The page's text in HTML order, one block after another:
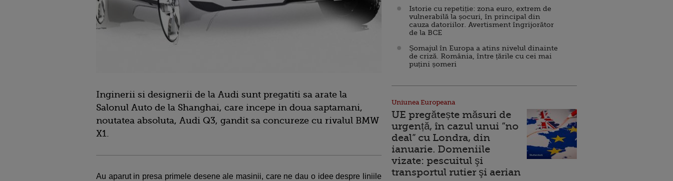
Inginerii si designerii de la Audi sunt pregatiti sa arate la
Salonul Auto de la Shanghai, care incepe in doua saptamani,
noutatea absoluta, Audi Q3, gandit sa concureze cu rivalul BMW
X1.
Au aparut in presa primele desene ale masinii, care ne dau o idee despre liniile
Istorie cu repetiție: zona euro, extrem de
vulnerabilă la șocuri, în principal din
cauza datoriilor. Avertisment îngrijorător
de la BCE
Șomajul în Europa a atins nivelul dinainte
de criză. România, între țările cu cei mai
puțini șomeri
Uniunea Europeana
UE pregătește măsuri de
urgență, în cazul unui ”no
deal” cu Londra, din
ianuarie. Domeniile
vizate: pescuitul şi
transportul rutier şi aerian